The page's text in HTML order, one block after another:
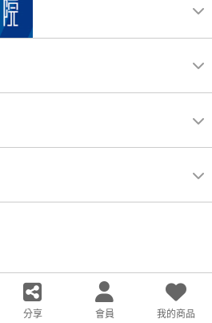
分享 會員 我的商品